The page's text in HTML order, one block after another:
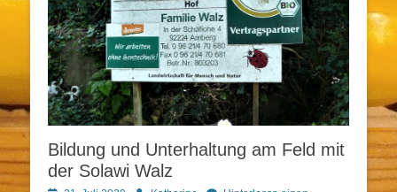
Bildung und Unterhaltung am Feld mit
der Solawi Walz